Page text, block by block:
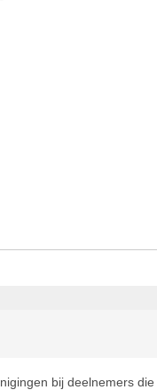
bij deelnemers